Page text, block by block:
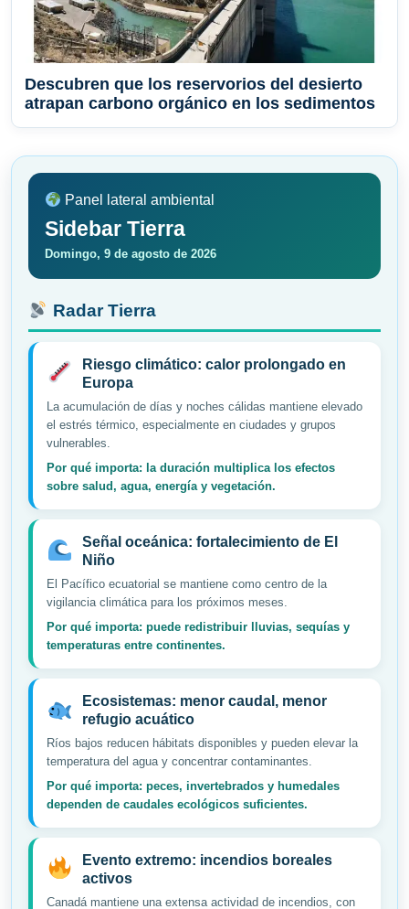
Descubren que los reservorios del desierto
atrapan carbono orgánico en los sedimentos
Panel lateral ambiental
Sidebar Tierra
Domingo, 9 de agosto de 2026
Radar Tierra
Riesgo climático: calor prolongado en
Europa
La acumulación de días y noches cálidas mantiene elevado
el estrés térmico, especialmente en ciudades y grupos
vulnerables.
Por qué importa: la duración multiplica los efectos
sobre salud, agua, energía y vegetación.
Señal oceánica: fortalecimiento de El
Niño
El Pacífico ecuatorial se mantiene como centro de la
vigilancia climática para los próximos meses.
Por qué importa: puede redistribuir lluvias, sequías y
temperaturas entre continentes.
Ecosistemas: menor caudal, menor
refugio acuático
Ríos bajos reducen hábitats disponibles y pueden elevar la
temperatura del agua y concentrar contaminantes.
Por qué importa: peces, invertebrados y humedales
dependen de caudales ecológicos suficientes.
Evento extremo: incendios boreales
activos
Canadá mantiene una extensa actividad de incendios, con